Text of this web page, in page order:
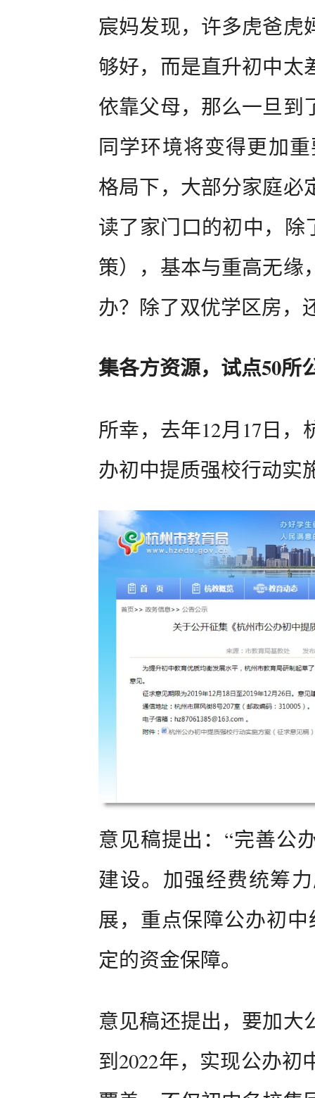
宸妈发现，许多虎爸虎
够好，而是直升初中太
依靠父母，那么一旦到
同学环境将变得更加
格局下，大部分家庭必
读了家门口的初中，除
策），基本与重高无缘
办？除了双优学区房，
集各方资源，试点50所
所幸，去年12月17日
办初中提质强校行动实
意见稿提出：“完善公
建设。加强经费统筹
展，重点保障公办初
定的资金保障。
意见稿还提出，要加大
到2022年，实现公办